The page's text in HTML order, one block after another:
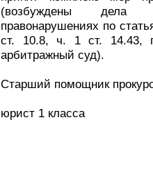
(возбуждены дела
правонарушениях по
ст. 10.8, ч. 1 ст. 14.43,
арбитражный суд).
Старший помощник
юрист 1 класса